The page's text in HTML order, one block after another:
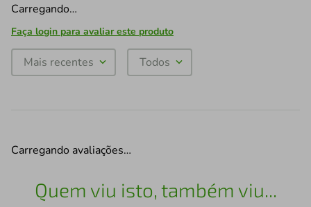
Carregando…
Faça login para avaliar este produto
Mais recentes Todos
Carregando avaliações…
Quem viu isto, também viu...